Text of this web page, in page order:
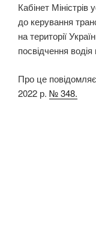
Кабінет
до керування
на території
посвідчення водія
Про це
2022 р. № 348.